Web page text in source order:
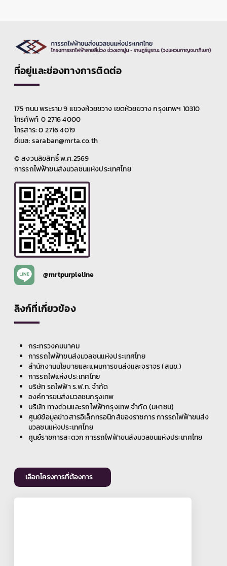
ที่อยู่และช่องทางการติดต่อ
175 ถนน พระราม 9 แขวงห้วยขวาง เขตห้วยขวาง กรุงเทพฯ 10310
โทรศัพท์: 0 2716 4000
โทรสาร: 0 2716 4019
อีเมล: saraban@mrta.co.th
© สงวนลิขสิทธิ์ พ.ศ.2569
การรถไฟฟ้าขนส่งมวลชนแห่งประเทศไทย
@mrtpurpleline
ลิงก์ที่เกี่ยวข้อง
กระทรวงคมนาคม
การรถไฟฟ้าขนส่งมวลชนแห่งประเทศไทย
สำนักงานนโยบายและแผนการขนส่งและจราจร (สนข.)
การรถไฟแห่งประเทศไทย
บริษัท รถไฟฟ้า ร.ฟ.ท. จำกัด
องค์การขนส่งมวลชนกรุงเทพ
บริษัท ทางด่วนและรถไฟฟ้ากรุงเทพ จำกัด (มหาชน)
ศูนย์ข้อมูลข่าวสารอิเล็กทรอนิกส์ของราชการ การรถไฟฟ้าขนส่ง
มวลชนแห่งประเทศไทย
ศูนย์ราชการสะดวก การรถไฟฟ้าขนส่งมวลชนแห่งประเทศไทย
เลือกโครงการที่ต้องการ